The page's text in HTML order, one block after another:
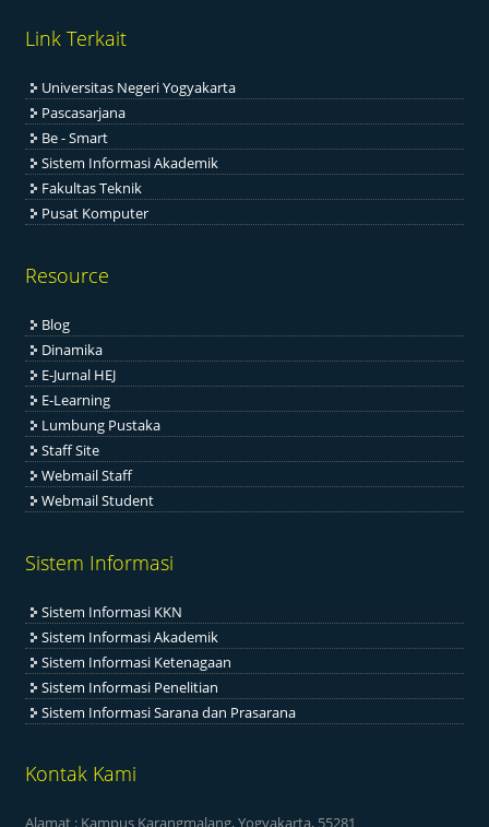
Link Terkait
Universitas Negeri Yogyakarta
Pascasarjana
Be - Smart
Sistem Informasi Akademik
Fakultas Teknik
Pusat Komputer
Resource
Blog
Dinamika
E-Jurnal HEJ
E-Learning
Lumbung Pustaka
Staff Site
Webmail Staff
Webmail Student
Sistem Informasi
Sistem Informasi KKN
Sistem Informasi Akademik
Sistem Informasi Ketenagaan
Sistem Informasi Penelitian
Sistem Informasi Sarana dan Prasarana
Kontak Kami
Alamat : Kampus Karangmalang, Yogyakarta, 55281